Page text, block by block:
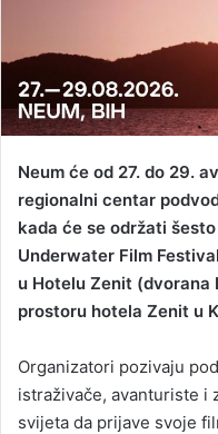
l
Neum će od 27. do 29.
regionalni centar
kada će se održati
Underwater Film
u Hotelu Zenit (dvorana
prostoru hotela Zenit u
Organizatori pozivaju
istraživače, avanturiste i
svijeta da prijave svoje